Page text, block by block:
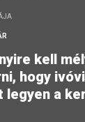
kell
hogy
legyen a